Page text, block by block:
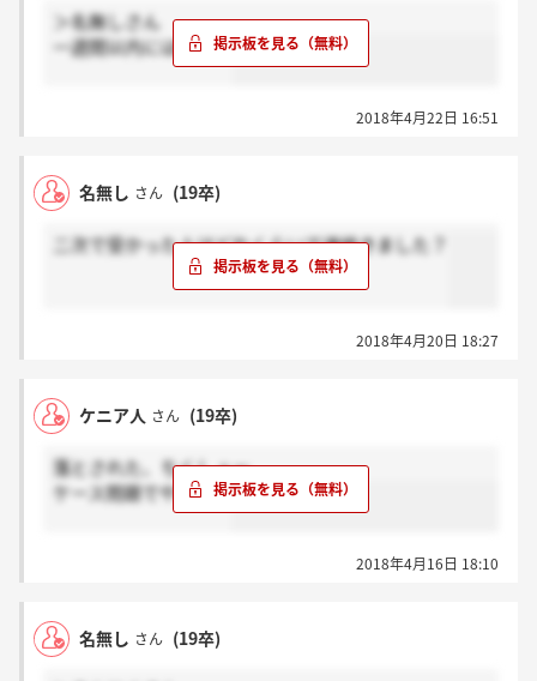
＞名無しさん
一週間以内にはきます
2018年4月22日 16:51
名無し さん (19卒)
二次で受かった人はどれくらいで連絡きました？
2018年4月20日 18:27
ケニア人 さん (19卒)
落とされた、ちくしょー
ケース問題でやられた
2018年4月16日 18:10
名無し さん (19卒)